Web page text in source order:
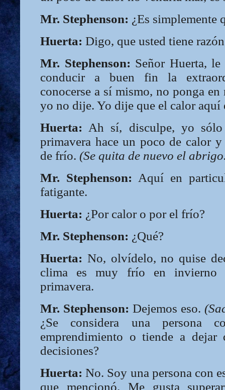
Mr. Stephenson: ¿Es simplemente
Huerta: Digo, que usted tiene
Mr. Stephenson: Señor Huerta,
conducir a buen fin la
conocerse a sí mismo, no ponga
yo no dije. Yo dije que el calor aquí
Huerta: Ah sí, disculpe, yo
primavera hace un poco de calor
de frío. (Se quita de nuevo el
Mr. Stephenson: Aquí en
fatigante.
Huerta: ¿Por calor o por el frío?
Mr. Stephenson: ¿Qué?
Huerta: No, olvídelo, no quise
clima es muy frío en invierno
primavera.
Mr. Stephenson: Dejemos eso.
¿Se considera una persona
emprendimiento o tiende a dejar
decisiones?
Huerta: No. Soy una persona con
que mencionó. Me gusta